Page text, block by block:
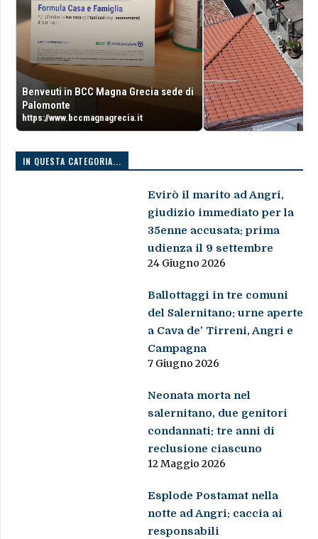
Benveuti in BCC Magna Grecia sede di
Palomonte
https://www.bccmagnagrecia.it
IN QUESTA CATEGORIA...
Evirò il marito ad Angri,
giudizio immediato per la
35enne accusata: prima
udienza il 9 settembre
24 Giugno 2026
Ballottaggi in tre comuni
del Salernitano: urne aperte
a Cava de’ Tirreni, Angri e
Campagna
7 Giugno 2026
Neonata morta nel
salernitano, due genitori
condannati: tre anni di
reclusione ciascuno
12 Maggio 2026
Esplode Postamat nella
notte ad Angri: caccia ai
responsabili